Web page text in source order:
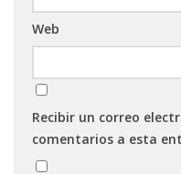
Web
Recibir un correo
comentarios a esta